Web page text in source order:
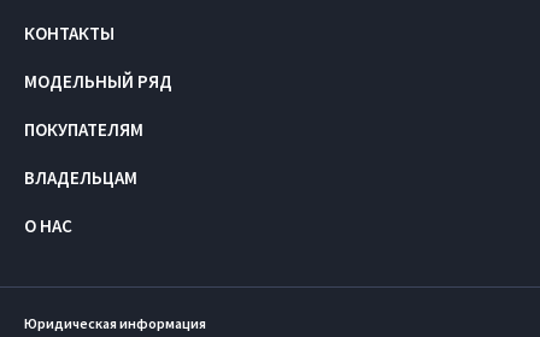
КОНТАКТЫ
МОДЕЛЬНЫЙ РЯД
ПОКУПАТЕЛЯМ
ВЛАДЕЛЬЦАМ
О НАС
Юридическая информация